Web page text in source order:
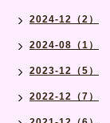
2024-12（2）
2024-08（1）
2023-12（5）
2022-12（7）